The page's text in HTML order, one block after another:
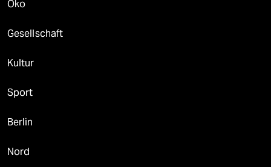
Öko
Gesellschaft
Kultur
Sport
Berlin
Nord